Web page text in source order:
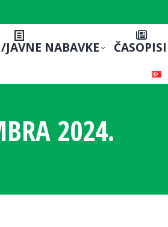
JAVNE NABAVKE ČASOPISI
2024.